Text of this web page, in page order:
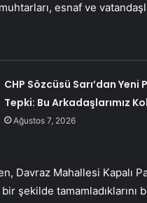
esnaf ve
CHP Sözcüsü Sarı’dan Yeni
Tepki: Bu Arkadaşlarımız
Ağustos 7, 2026
Davraz Mahallesi Kapalı
şekilde tamamladıklarını